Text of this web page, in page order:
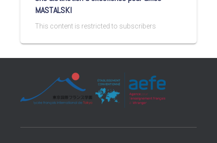
MASTALSKI
This content is restricted to subscribers